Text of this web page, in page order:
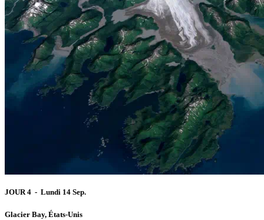
JOUR 4 - Lundi 14 Sep.
Glacier Bay, États-Unis